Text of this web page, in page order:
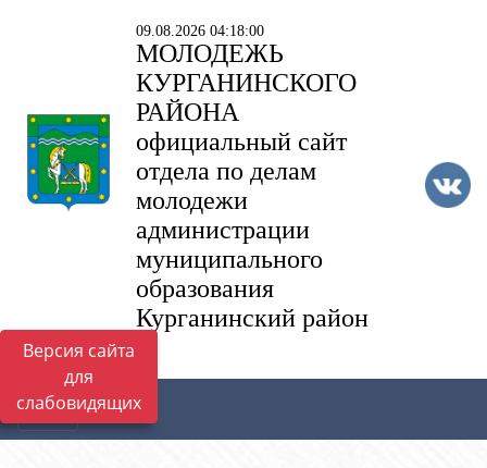
Версия сайта
для
слабовидящих
09.08.2026 04:18:00
МОЛОДЕЖЬ
КУРГАНИНСКОГО
РАЙОНА
официальный сайт
отдела по делам
молодежи
администрации
муниципального
образования
Курганинский район